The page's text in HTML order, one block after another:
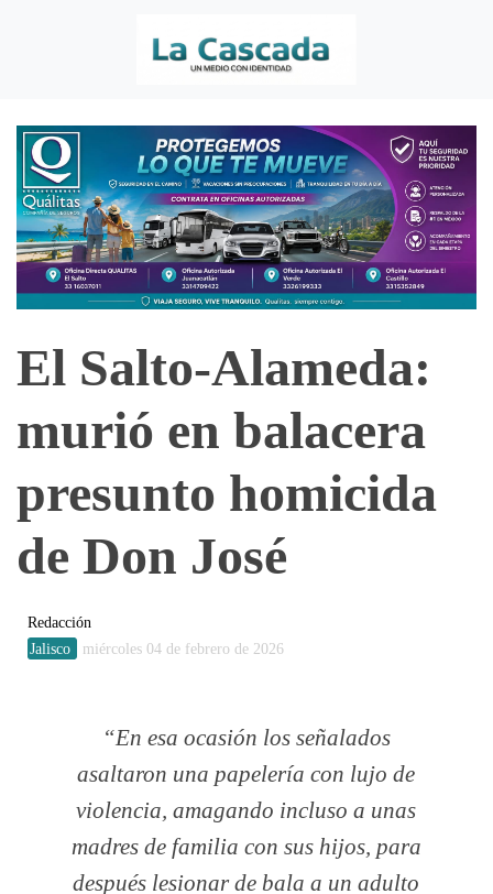
El Salto-Alameda:
murió en balacera
presunto homicida
de Don José
Redacción
Jalisco
miércoles 04 de febrero de 2026
En esa ocasión los señalados
asaltaron una papelería con lujo de
violencia, amagando incluso a unas
madres de familia con sus hijos, para
después lesionar de bala a un adulto